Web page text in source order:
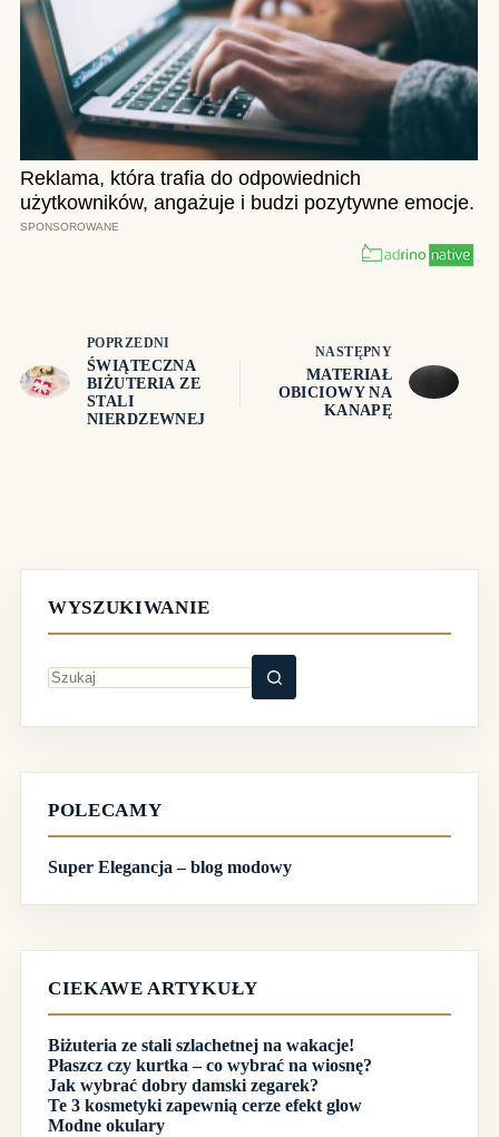
POPRZEDNI
ŚWIĄTECZNA
BIŻUTERIA ZE
STALI
NIERDZEWNEJ
NASTĘPNY
MATERIAŁ
OBICIOWY NA
KANAPĘ
WYSZUKIWANIE
wyników
POLECAMY
Super Elegancja – blog modowy
CIEKAWE ARTYKUŁY
Biżuteria ze stali szlachetnej na wakacje!
Płaszcz czy kurtka – co wybrać na wiosnę?
Jak wybrać dobry damski zegarek?
Te 3 kosmetyki zapewnią cerze efekt glow
Modne okulary